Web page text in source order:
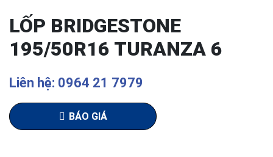
LỐP BRIDGESTONE
195/50R16 TURANZA 6
Liên hệ: 0964 21 7979
BÁO GIÁ